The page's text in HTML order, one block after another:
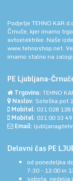
Podjetje TEHNO KAR
Črnuče, kjer imamo
avtoelektrike. Naše
www.tehnoshop.net.
imamo stalno na zalogi.
PE Ljubljana-
Trgovina: TEHNO
Naslov: Soteška pot
Mobitel: 031 028 128
Mobitel: 031 00 33 49
Email:
Delovni čas PE
od ponedeljka
7:30 - 12:00 in
sobota, nedelja